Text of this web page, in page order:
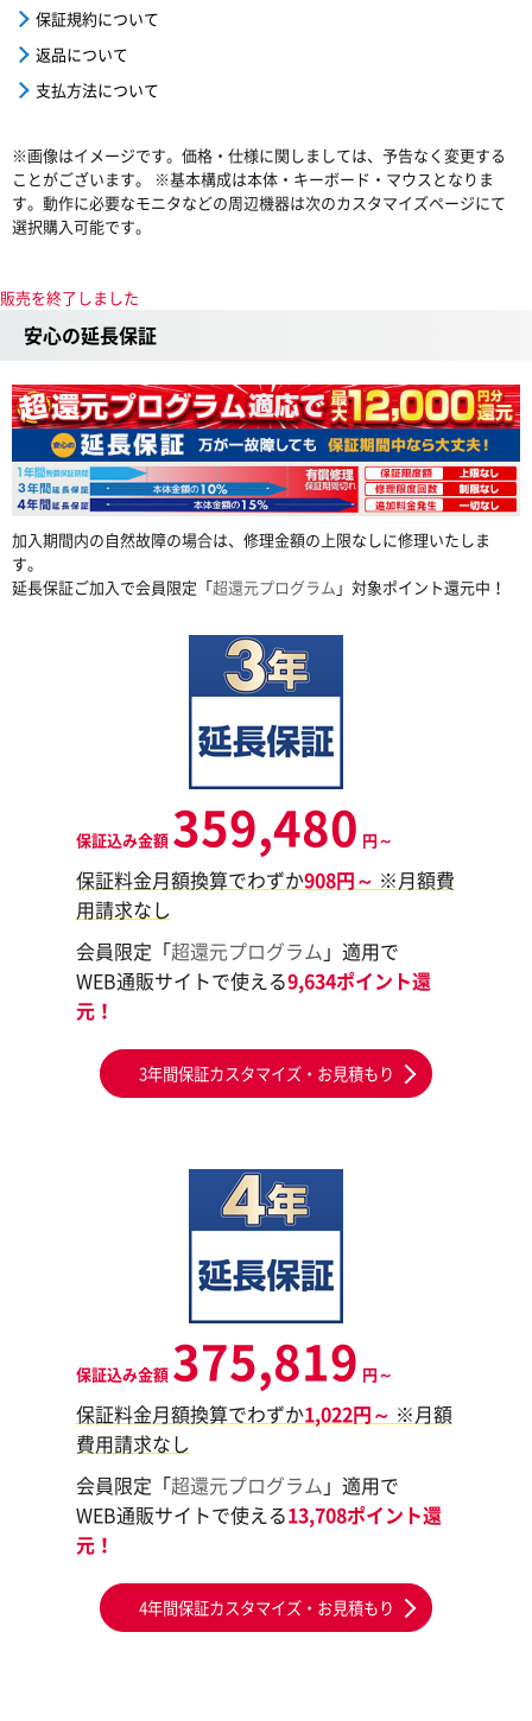
保証規約について
返品について
支払方法について
※画像はイメージです。価格・仕様に関しましては、予告なく変更する
ことがございます。 ※基本構成は本体・キーボード・マウスとなりま
す。動作に必要なモニタなどの周辺機器は次のカスタマイズページにて
選択購入可能です。
販売を終了しました
安心の延長保証
加入期間内の自然故障の場合は、修理金額の上限なしに修理いたしま
す。
延長保証ご加入で会員限定「超還元プログラム 」対象ポイント還元中！
保証込み金額 359,480 円～
保証料金月額換算でわずか908円～ ※月額費
用請求なし
会員限定「超還元プログラム 」適用で
WEB通販サイトで使える9,634ポイント還
元！
3年間保証カスタマイズ・お見積もり
保証込み金額 375,819 円～
保証料金月額換算でわずか1,022円～ ※月額
費用請求なし
会員限定「超還元プログラム 」適用で
WEB通販サイトで使える13,708ポイント還
元！
4年間保証カスタマイズ・お見積もり